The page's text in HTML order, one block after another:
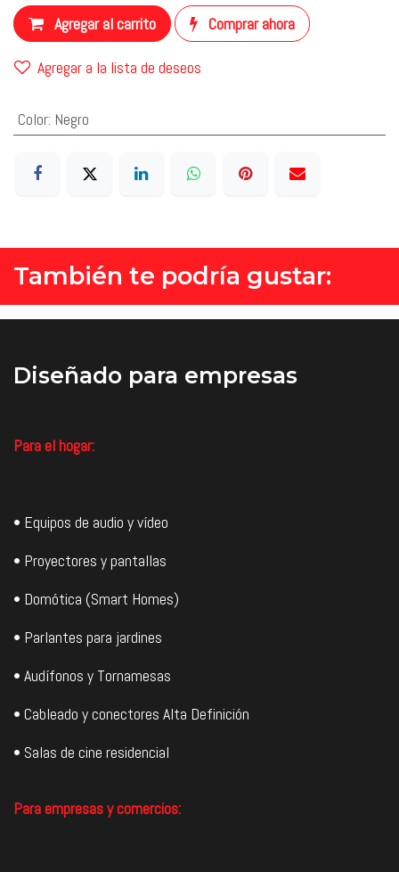
Agregar al carrito Comprar ahora
Agregar a la lista de deseos
Color: Negro
También te podría gustar:
Diseñado para empresas
Para el hogar:
• Equipos de audio y vídeo
• Proyectores y pantallas
• Domótica (Smart Homes)
• Parlantes para jardines
• Audífonos y Tornamesas
• Cableado y conectores Alta Definición
• Salas de cine residencial
Para empresas y comercios: